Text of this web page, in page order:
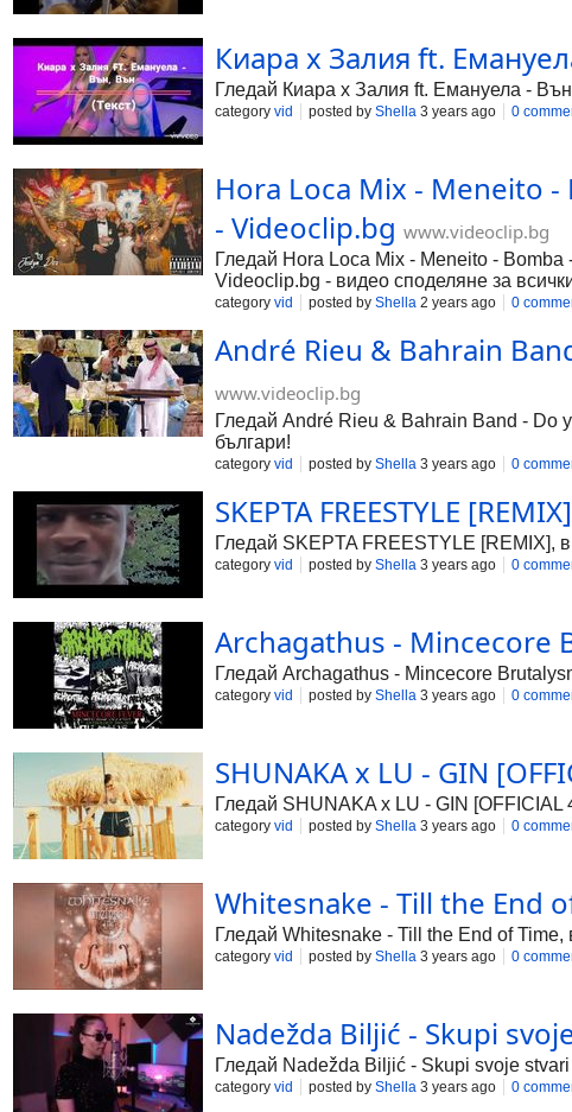
Киара х Залия ft.
Гледай Киара х Залия ft. Емануела -
category vid posted by Shella 3 years ago 0
Hora Loca Mix - Meneito -
- Videoclip.bg www.videoclip.bg
Гледай Hora Loca Mix - Meneito -
Videoclip.bg - видео споделяне за
category vid posted by Shella 2 years ago 0
André Rieu & Bahrain
www.videoclip.bg
Гледай André Rieu & Bahrain Band - Do
българи!
category vid posted by Shella 3 years ago 0
SKEPTA FREESTYLE
Гледай SKEPTA FREESTYLE [REMIX],
category vid posted by Shella 3 years ago 0
Archagathus - Mincecore
Гледай Archagathus - Mincecore
category vid posted by Shella 3 years ago 0
SHUNAKA x LU - GIN
Гледай SHUNAKA x LU - GIN
category vid posted by Shella 3 years ago 0
Whitesnake - Till the End
Гледай Whitesnake - Till the End of
category vid posted by Shella 3 years ago 0
Nadežda Biljić - Skupi
Гледай Nadežda Biljić - Skupi svoje
category vid posted by Shella 3 years ago 0